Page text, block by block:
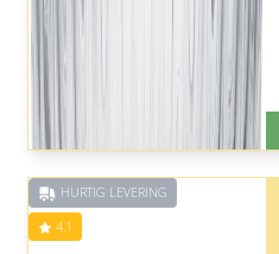
HURTIG LEVERING
4.1